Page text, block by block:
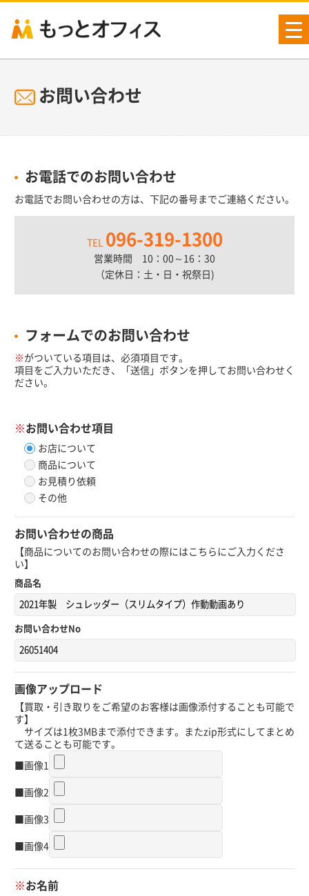
お問い合わせ
お電話でのお問い合わせ
お電話でお問い合わせの方は、下記の番号までご連絡ください。
TEL 096-319-1300
営業時間 10：00～16：30
（定休日：土・日・祝祭日)
フォームでのお問い合わせ
※ がついている項目は、必須項目です。
項目をご入力いただき、「送信」ボタンを押してお問い合わせく
ださい。
※お問い合わせ項目
お店について
商品について
お見積り依頼
その他
お問い合わせの商品
【商品についてのお問い合わせの際にはこちらにご入力くださ
い】
商品名
お問い合わせNo
画像アップロード
【買取・引き取りをご希望のお客様は画像添付することも可能で
す】
サイズは1枚3MBまで添付できます。またzip形式にしてまとめ
て送ることも可能です。
■画像1
■画像2
■画像3
■画像4
※お名前